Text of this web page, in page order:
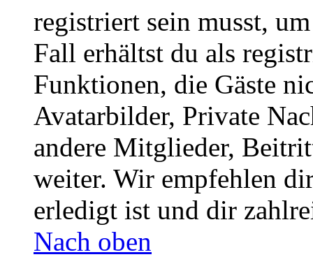
registriert sein musst,
Fall erhältst du als
Funktionen, die Gäste
Avatarbilder, Private
andere Mitglieder,
weiter. Wir empfehlen
erledigt ist und dir
Nach oben